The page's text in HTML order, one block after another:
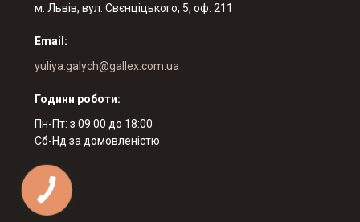
м. Львів, вул. Свєнціцького, 5, оф. 211
Email:
yuliya.galych@gallex.com.ua
Години роботи:
Пн-Пт: з 09:00 до 18:00
Cб-Нд за домовленістю